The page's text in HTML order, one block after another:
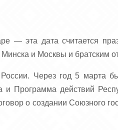
— эта дата считается
Минска и Москвы и
Через год 5 марта
Программа действий
о создании Союзного